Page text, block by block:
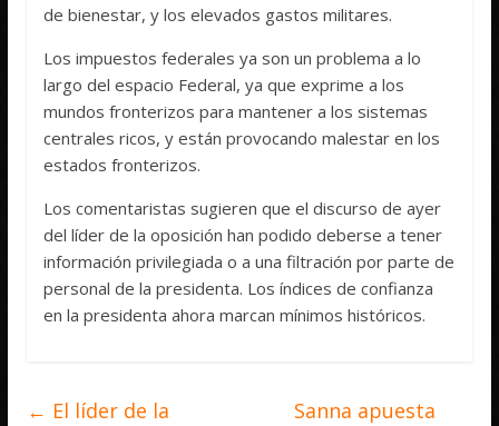
de bienestar, y los elevados gastos militares.
Los impuestos federales ya son un problema a lo
largo del espacio Federal, ya que exprime a los
mundos fronterizos para mantener a los sistemas
centrales ricos, y están provocando malestar en los
estados fronterizos.
Los comentaristas sugieren que el discurso de ayer
del líder de la oposición han podido deberse a tener
información privilegiada o a una filtración por parte de
personal de la presidenta. Los índices de confianza
en la presidenta ahora marcan mínimos históricos.
← El líder de la
Sanna apuesta